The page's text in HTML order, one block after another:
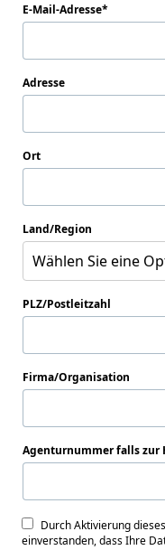
E-Mail-Adresse
Adresse
Ort
Land/Region
Wählen Sie eine
PLZ/Postleitzahl
Firma/Organisation
Agenturnummer falls zur
Durch Aktivierung
einverstanden, dass Ihre